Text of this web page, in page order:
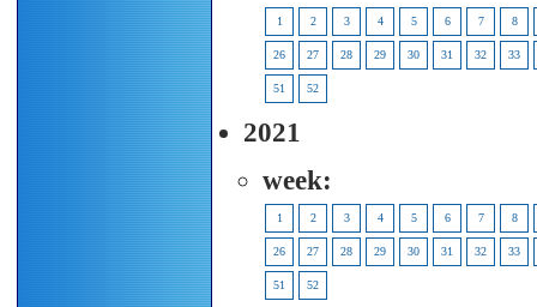
1 2 3 4 5 6 7 8
26 27 28 29 30 31 32 33
51 52
2021
week:
1 2 3 4 5 6 7 8
26 27 28 29 30 31 32 33
51 52